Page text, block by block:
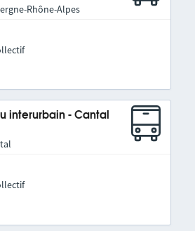
Rhône-Alpes
interurbain - Cantal